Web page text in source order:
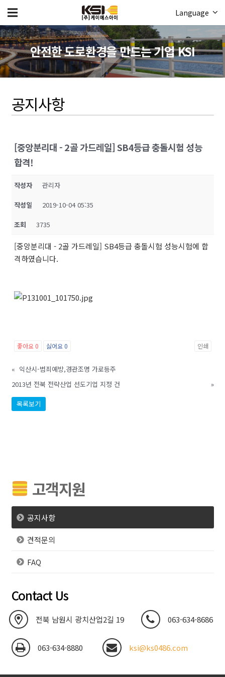
Language
안전한 도로환경을 만드는 기업 KSI
공지사항
[중앙분리대 - 2골 가드레일] SB4등급 충돌시험 성능
합격!
작성자 관리자
작성일 2019-10-04 05:35
조회 3735
[중앙분리대 - 2골 가드레일] SB4등급 충돌시험 성능시험에 합
격하였습니다.
좋아요 0 싫어요0 인쇄
« 익산시-범죄예방,경관조명 가로등주
2013년 전북 전략산업 선도기업 지정 건
»
목록보기
고객지원
공지사항
견적문의
FAQ
Contact Us
전북 남원시 광치산업2길 19 063-634-8686
063-634-8880 ksi@ks0486.com